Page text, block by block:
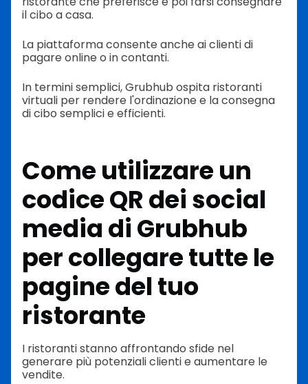
il cibo a casa.
La piattaforma consente anche ai clienti di
pagare online o in contanti.
In termini semplici, Grubhub ospita ristoranti
virtuali per rendere l'ordinazione e la consegna
di cibo semplici e efficienti.
Come utilizzare un
codice QR dei social
media di Grubhub
per collegare tutte le
pagine del tuo
ristorante
I ristoranti stanno affrontando sfide nel
generare più potenziali clienti e aumentare le
vendite.